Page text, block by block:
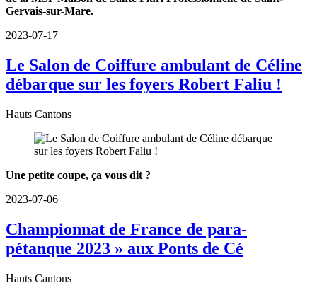
Gervais-sur-Mare.
2023-07-17
Le Salon de Coiffure ambulant de Céline
débarque sur les foyers Robert Faliu !
Hauts Cantons
Une petite coupe, ça vous dit ?
2023-07-06
Championnat de France de para-
pétanque 2023 » aux Ponts de Cé
Hauts Cantons